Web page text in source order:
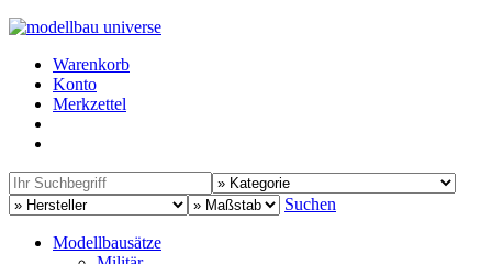
Warenkorb
Konto
Merkzettel
Suchen
Modellbausätze